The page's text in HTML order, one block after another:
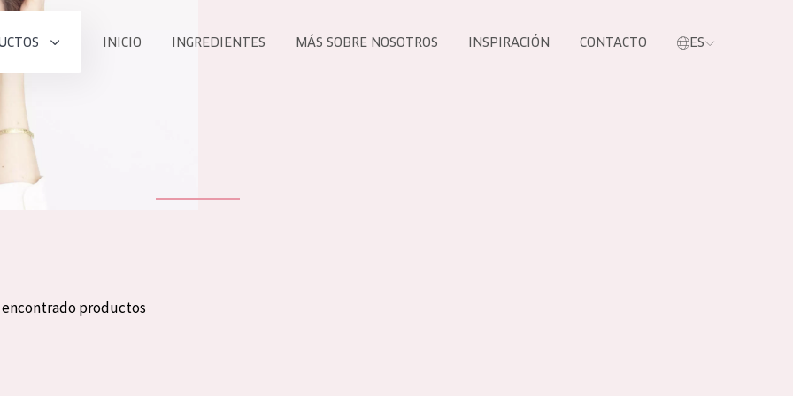
INICIO INGREDIENTES MÁS SOBRE NOSOTROS INSPIRACIÓN CONTACTO ES
encontrado productos